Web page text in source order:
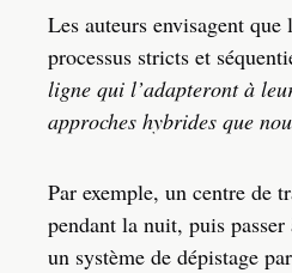
Les auteurs envisagent
processus stricts et
ligne qui l’adapteront à
approches hybrides que
Par exemple, un centre de
pendant la nuit, puis
un système de dépistage